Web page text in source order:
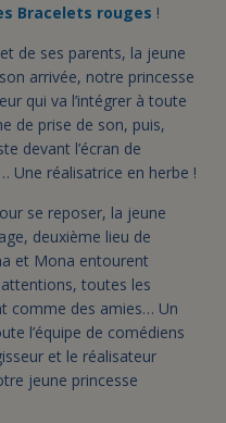
Bracelets rouges !
de ses parents, la jeune
arrivée, notre princesse
qui va l’intégrer à toute
de prise de son, puis,
devant l’écran de
Une réalisatrice en herbe !
se reposer, la jeune
deuxième lieu de
et Mona entourent
toutes les
comme des amies… Un
l’équipe de comédiens
et le réalisateur
jeune princesse